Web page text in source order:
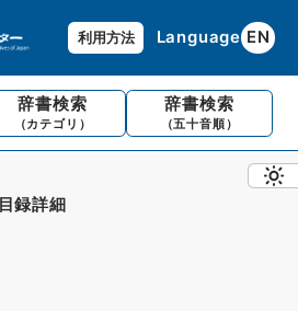
利用方法 Language EN
辞書検索
（カテゴリ）
辞書検索
（五十音順）
目録詳細